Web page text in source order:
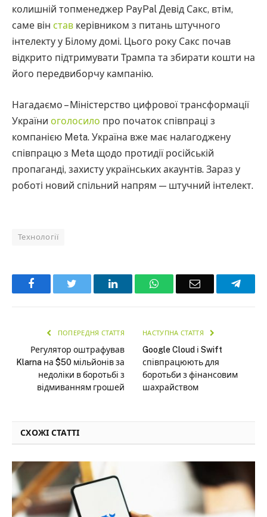
колишній топменеджер PayPal Девід Сакс, втім,
саме він став керівником з питань штучного
інтелекту у Білому домі. Цього року Сакс почав
відкрито підтримувати Трампа та збирати кошти на
його передвиборчу кампанію.
Нагадаємо – Міністерство цифрової трансформації
України оголосило про початок співпраці з
компанією Meta. Україна вже має налагоджену
співпрацю з Meta щодо протидії російській
пропаганді, захисту українських акаунтів. Зараз у
роботі новий спільний напрям — штучний інтелект.
Технології
Facebook LinkedInWhatsAppEmail
ПОПЕРЕДНЯ СТАТТЯ
Регулятор оштрафував
Klarna на $50 мільйонів за
недоліки в боротьбі з
відмиванням грошей
НАСТУПНА СТАТТЯ
Google Cloud і Swift
співпрацюють для
боротьби з фінансовим
шахрайством
СХОЖІ СТАТТІ